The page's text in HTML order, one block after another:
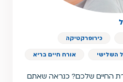
כירופרקטיקה
השלישי אורח חיים בריא
החיים שלכם? כנראה שאתם